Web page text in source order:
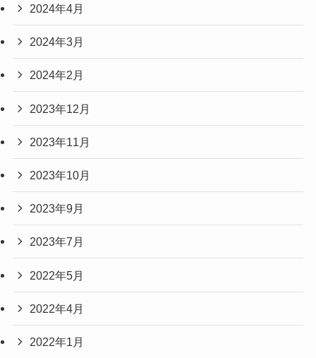
2024年4月
2024年3月
2024年2月
2023年12月
2023年11月
2023年10月
2023年9月
2023年7月
2022年5月
2022年4月
2022年1月